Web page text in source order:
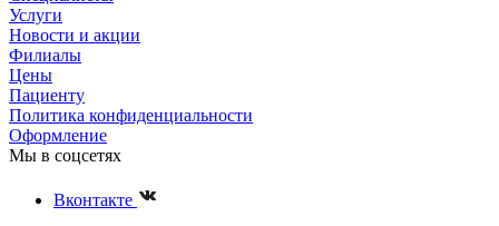
Услуги
Новости и акции
Филиалы
Цены
Пациенту
Политика конфиденциальности
Оформление
Мы в соцсетях
Вконтакте